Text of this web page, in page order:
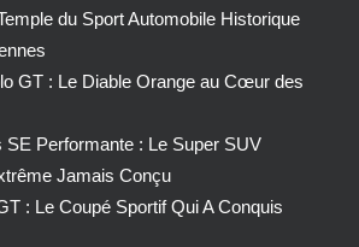
du Sport Automobile Historique
GT : Le Diable Orange au Cœur des
SE Performante : Le Super SUV
Jamais Conçu
: Le Coupé Sportif Qui A Conquis